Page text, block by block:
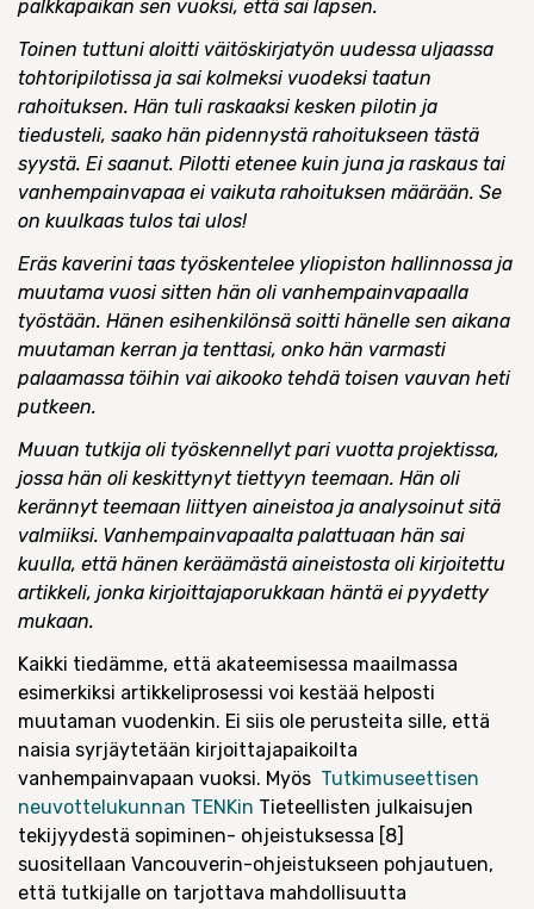
palkkapaikan sen vuoksi, että sai lapsen.
Toinen tuttuni aloitti väitöskirjatyön uudessa uljaassa
tohtoripilotissa ja sai kolmeksi vuodeksi taatun
rahoituksen. Hän tuli raskaaksi kesken pilotin ja
tiedusteli, saako hän pidennystä rahoitukseen tästä
syystä. Ei saanut. Pilotti etenee kuin juna ja raskaus tai
vanhempainvapaa ei vaikuta rahoituksen määrään. Se
on kuulkaas tulos tai ulos!
Eräs kaverini taas työskentelee yliopiston hallinnossa ja
muutama vuosi sitten hän oli vanhempainvapaalla
työstään. Hänen esihenkilönsä soitti hänelle sen aikana
muutaman kerran ja tenttasi, onko hän varmasti
palaamassa töihin vai aikooko tehdä toisen vauvan heti
putkeen.
Muuan tutkija oli työskennellyt pari vuotta projektissa,
jossa hän oli keskittynyt tiettyyn teemaan. Hän oli
kerännyt teemaan liittyen aineistoa ja analysoinut sitä
valmiiksi. Vanhempainvapaalta palattuaan hän sai
kuulla, että hänen keräämästä aineistosta oli kirjoitettu
artikkeli, jonka kirjoittajaporukkaan häntä ei pyydetty
mukaan.
Kaikki tiedämme, että akateemisessa maailmassa
esimerkiksi artikkeliprosessi voi kestää helposti
muutaman vuodenkin. Ei siis ole perusteita sille, että
naisia syrjäytetään kirjoittajapaikoilta
vanhempainvapaan vuoksi. Myös Tutkimuseettisen
neuvottelukunnan TENKin Tieteellisten julkaisujen
tekijyydestä sopiminen- ohjeistuksessa [8]
suositellaan Vancouverin-ohjeistukseen pohjautuen,
että tutkijalle on tarjottava mahdollisuutta